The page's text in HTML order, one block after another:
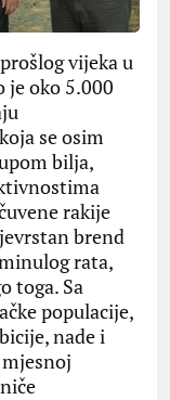
vijeka u
je oko 5.000
se osim
bilja,
rakije
brend
rata,
toga. Sa
populacije,
nade i